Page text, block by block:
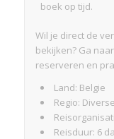
boek op tijd.
Wil je direct de
bekijken? Ga
reserveren en
Land: Belgie
Regio:
Reisduur: 6